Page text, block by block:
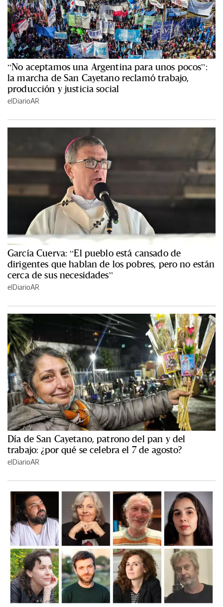
“No aceptamos una Argentina para unos pocos”:
la marcha de San Cayetano reclamó trabajo,
producción y justicia social
elDiarioAR
García Cuerva: “El pueblo está cansado de
dirigentes que hablan de los pobres, pero no están
cerca de sus necesidades”
elDiarioAR
Día de San Cayetano, patrono del pan y del
trabajo: ¿por qué se celebra el 7 de agosto?
elDiarioAR